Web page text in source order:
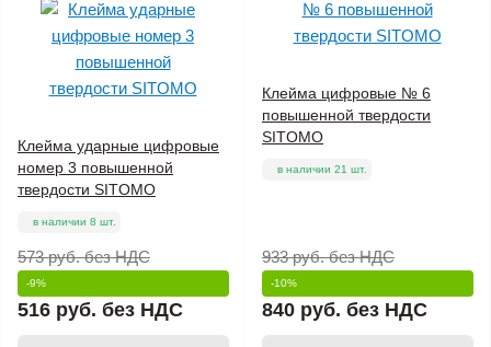
Клейма ударные цифровые
номер 3 повышенной
твердости SITOMO
в наличии 8 шт.
573 руб.без НДС
-9%
516 руб. без НДС
Клейма цифровые № 6
повышенной твердости
SITOMO
в наличии 21 шт.
933 руб.без НДС
-10%
840 руб. без НДС